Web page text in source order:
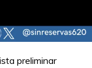
preliminar